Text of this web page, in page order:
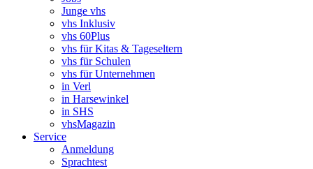
Junge vhs
vhs Inklusiv
vhs 60Plus
vhs für Kitas & Tageseltern
vhs für Schulen
vhs für Unternehmen
in Verl
in Harsewinkel
in SHS
vhsMagazin
Service
Anmeldung
Sprachtest